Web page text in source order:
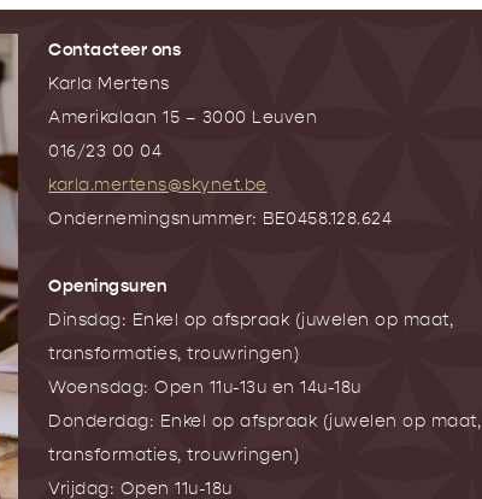
Contacteer ons
Karla Mertens
Amerikalaan 15 – 3000 Leuven
016/23 00 04
karla.mertens@skynet.be
Ondernemingsnummer: BE0458.128.624
Openingsuren
Dinsdag: Enkel op afspraak (juwelen op maat,
transformaties, trouwringen)
Woensdag: Open 11u-13u en 14u-18u
Donderdag: Enkel op afspraak (juwelen op maat,
transformaties, trouwringen)
Vrijdag: Open 11u-18u